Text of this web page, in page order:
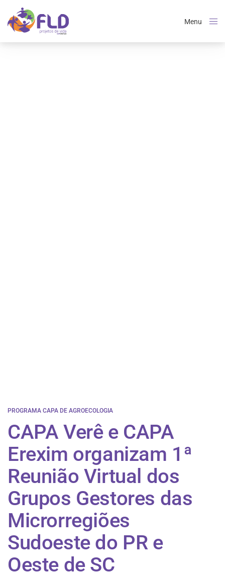
Menu
PROGRAMA CAPA DE AGROECOLOGIA
CAPA Verê e CAPA
Erexim organizam 1ª
Reunião Virtual dos
Grupos Gestores das
Microrregiões
Sudoeste do PR e
Oeste de SC